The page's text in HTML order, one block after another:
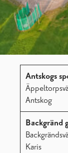
Antskogs
Antskog
Backgränd
Karis